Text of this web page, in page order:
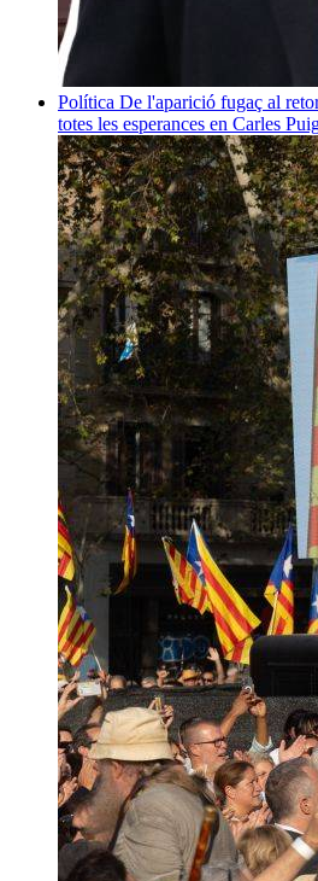
Política De l'aparició fugaç al
totes les esperances en Carles